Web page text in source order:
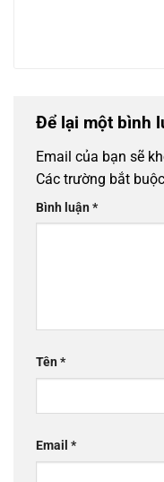
Để lại một bình
Email của bạn sẽ
Các trường bắt
Bình luận*
Tên*
Email *